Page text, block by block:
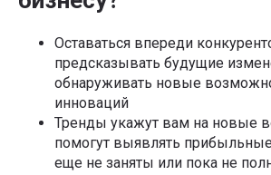
Оставаться впереди
предсказывать будущие
обнаруживать новые
инноваций
Тренды укажут вам на новые
помогут выявлять
еще не заняты или пока не